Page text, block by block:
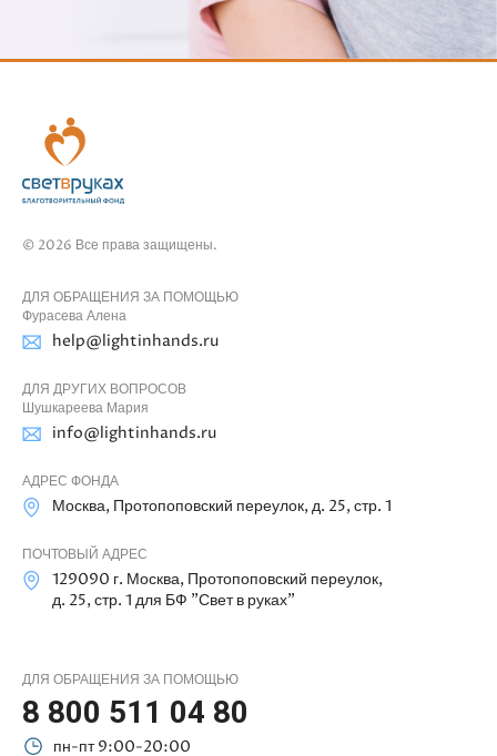
© 2026 Все права защищены.
ДЛЯ ОБРАЩЕНИЯ ЗА ПОМОЩЬЮ
Фурасева Алена
help@lightinhands.ru
ДЛЯ ДРУГИХ ВОПРОСОВ
Шушкареева Мария
info@lightinhands.ru
АДРЕС ФОНДА
Москва, Протопоповский переулок, д. 25, стр. 1
ПОЧТОВЫЙ АДРЕС
129090 г. Москва, Протопоповский переулок,
д. 25, стр. 1 для БФ "Свет в руках"
ДЛЯ ОБРАЩЕНИЯ ЗА ПОМОЩЬЮ
8 800 511 04 80
пн-пт 9:00-20:00